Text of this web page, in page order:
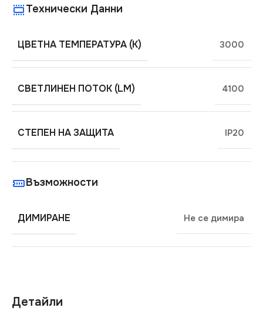
Детайли
Технически Данни
ЦВЕТНА ТЕМПЕРАТУРА (K) 3000
СВЕТЛИНЕН ПОТОК (LM) 4100
СТЕПЕН НА ЗАЩИТА IP20
Възможности
ДИМИРАНЕ Не се димира